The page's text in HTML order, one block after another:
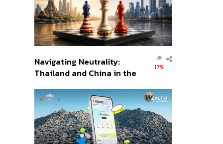
Navigating Neutrality:
Thailand and China in the
Order
179